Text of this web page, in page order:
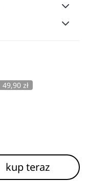
49,90 zł
kup teraz